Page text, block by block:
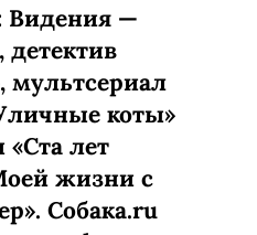
Видения —
мультсериал
коты»
лет
жизни с
Собака.ru